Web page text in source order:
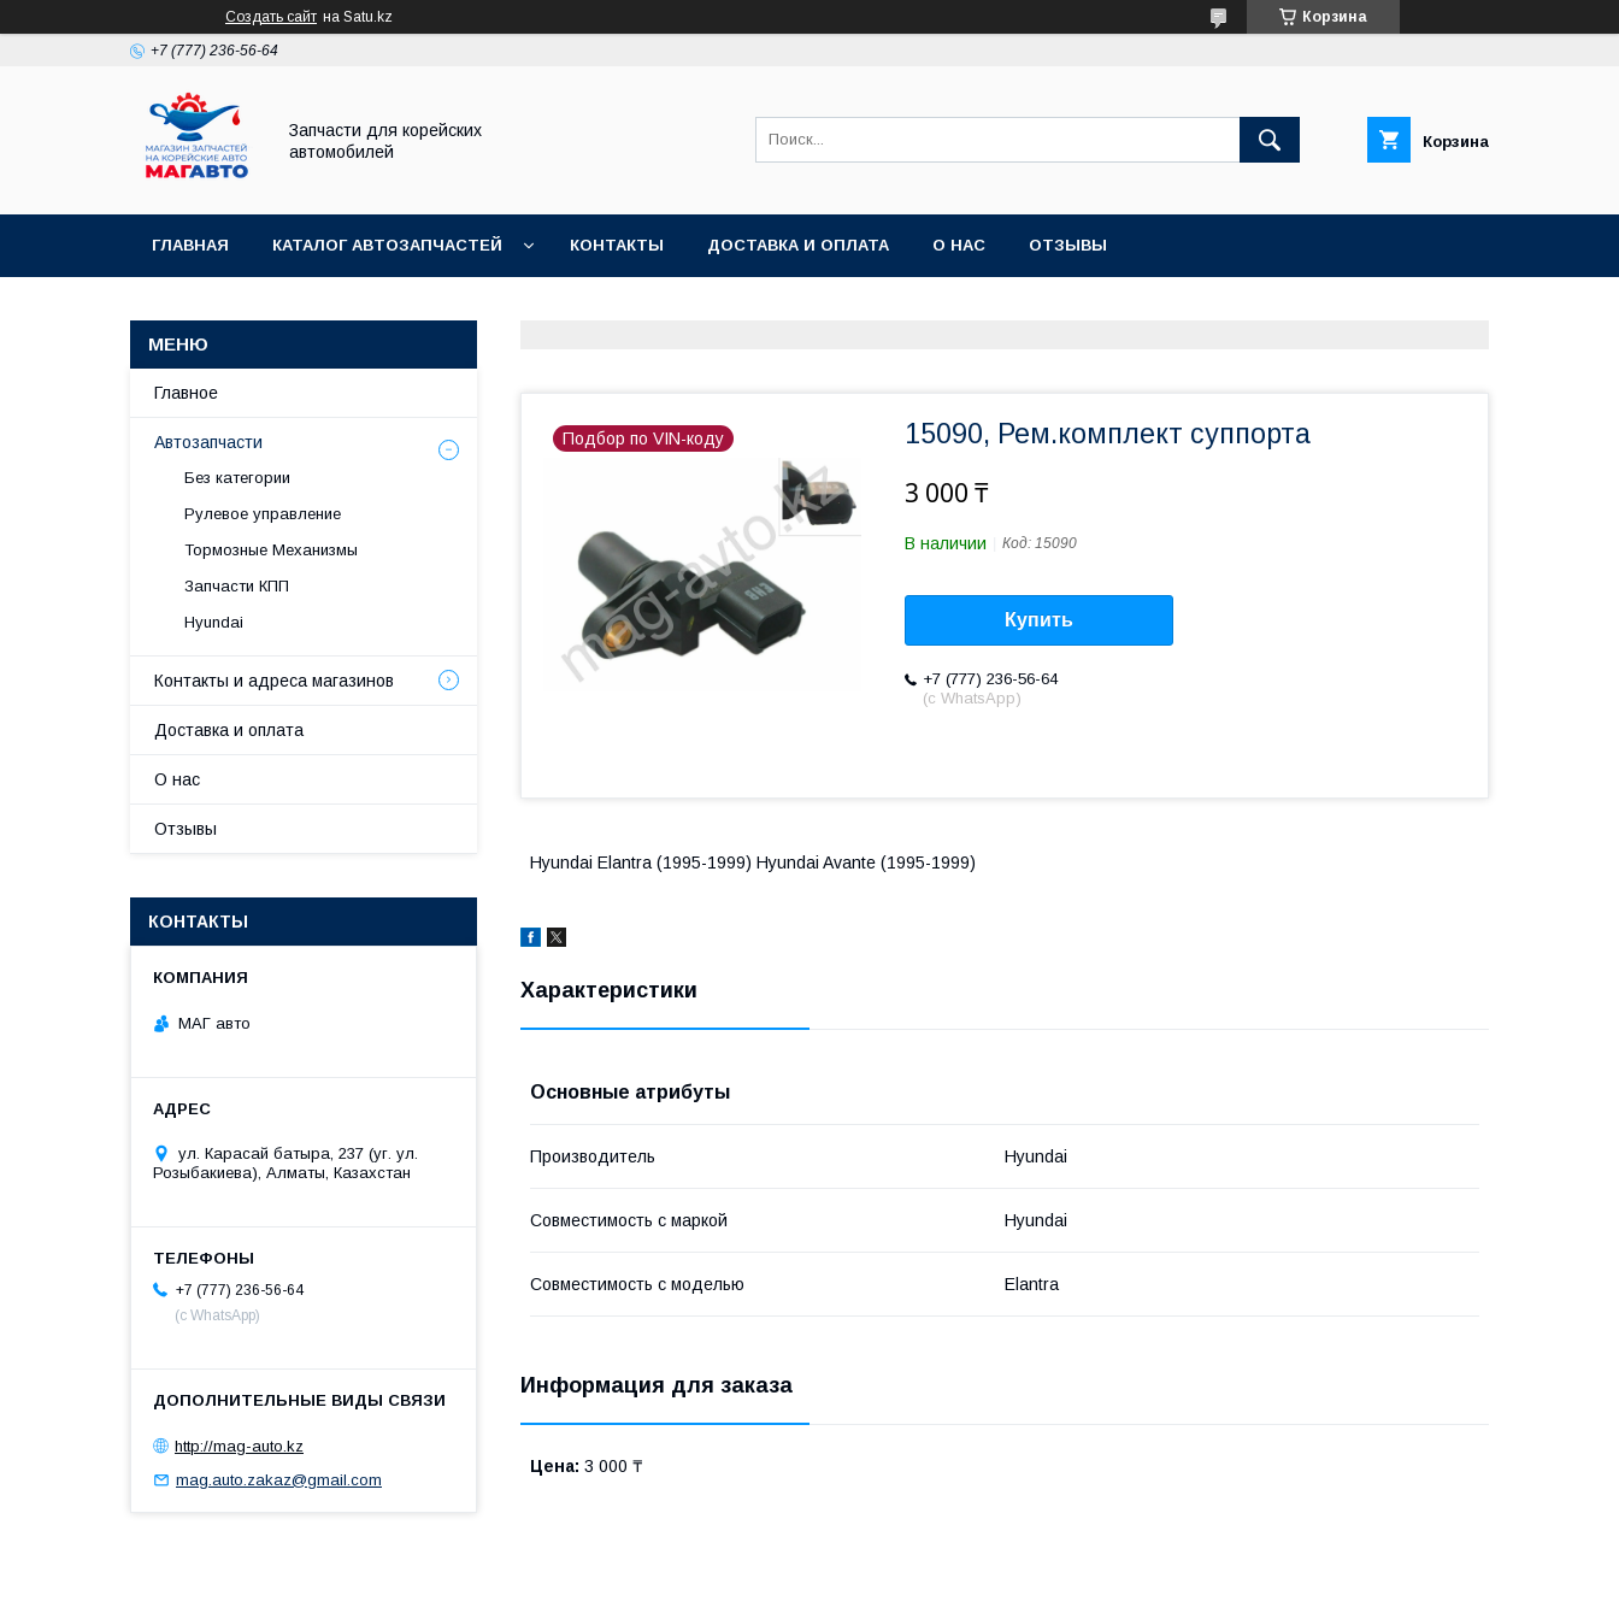
Создать сайт на Satu.kz Корзина
+7 (777) 236-56-64
Запчасти для корейских
автомобилей
Корзина
ГЛАВНАЯ КАТАЛОГ АВТОЗАПЧАСТЕЙ КОНТАКТЫ ДОСТАВКА И ОПЛАТА О НАС ОТЗЫВЫ
Подбор по VIN-коду 15090, Рем.комплект суппорта
3 000 ₸
В наличии Код: 15090
Купить
+7 (777) 236-56-64
(с WhatsApp)
Hyundai Elantra (1995-1999) Hyundai Avante (1995-1999)
Характеристики
Основные атрибуты
Производитель Hyundai
Совместимость с маркой Hyundai
Совместимость с моделью Elantra
Информация для заказа
Цена: 3 000 ₸
Главное
Автозапчасти
Без категории
Рулевое управление
Тормозные Механизмы
Запчасти КПП
Hyundai
Контакты и адреса магазинов
Доставка и оплата
О нас
Отзывы
КОНТАКТЫ
МАГ авто
ул. Карасай батыра, 237 (уг. ул.
Розыбакиева), Алматы, Казахстан
+7 (777) 236-56-64
(с WhatsApp)
http://mag-auto.kz
mag.auto.zakaz@gmail.com